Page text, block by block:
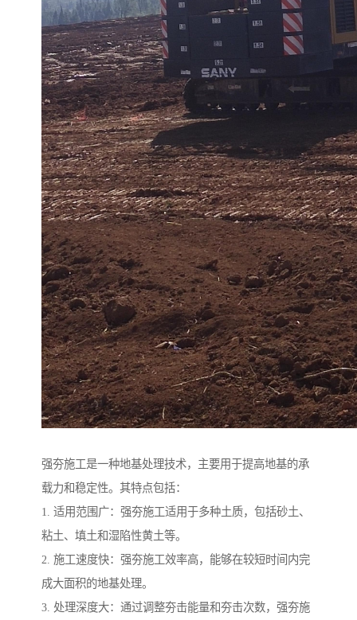
强夯施工是一种地基处理技术，主要用于提高地基的承
载力和稳定性。其特点包括：
1. 适用范围广：强夯施工适用于多种土质，包括砂土、
粘土、填土和湿陷性黄土等。
2. 施工速度快：强夯施工效率高，能够在较短时间内完
成大面积的地基处理。
3. 处理深度大：通过调整夯击能量和夯击次数，强夯施